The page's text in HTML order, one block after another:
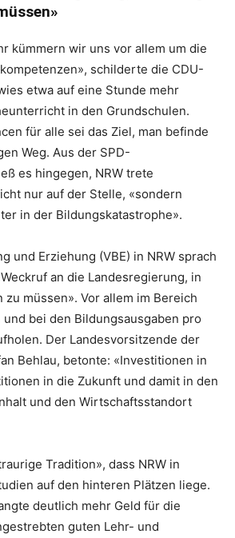
kümmern wir uns vor allem um die
schilderte die CDU-
etwa auf eine Stunde mehr
in den Grundschulen.
für alle sei das Ziel, man befinde
Weg. Aus der SPD-
es hingegen, NRW trete
nur auf der Stelle, «sondern
in der Bildungskatastrophe».
und Erziehung (VBE) in NRW sprach
an die Landesregierung, in
müssen». Vor allem im Bereich
bei den Bildungsausgaben pro
Der Landesvorsitzende der
Behlau, betonte: «Investitionen in
in die Zukunft und damit in den
und den Wirtschaftsstandort
Tradition», dass NRW in
auf den hinteren Plätzen liege.
deutlich mehr Geld für die
guten Lehr- und